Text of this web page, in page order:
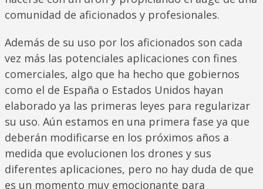
comunidad de aficionados y profesionales.
Además de su uso por los aficionados son cada
vez más las potenciales aplicaciones con fines
comerciales, algo que ha hecho que gobiernos
como el de España o Estados Unidos hayan
elaborado ya las primeras leyes para regularizar
su uso. Aún estamos en una primera fase ya que
deberán modificarse en los próximos años a
medida que evolucionen los drones y sus
diferentes aplicaciones, pero no hay duda de que
es un momento muy emocionante para